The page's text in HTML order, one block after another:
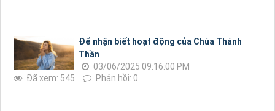
Để nhận biết hoạt động của Chúa Thánh
Thần
03/06/2025 09:16:00 PM
Đã xem: 545
Phản hồi: 0